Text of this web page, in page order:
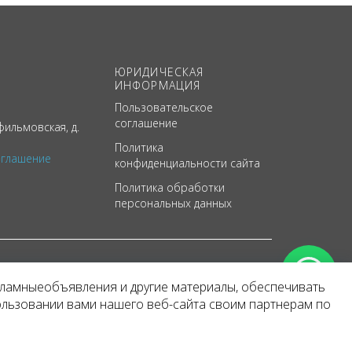
д.
ЮРИДИЧЕСКАЯ
ИНФОРМАЦИЯ
Пользовательское
соглашение
Политика
конфиденциальности сайта
Политика обработки
персональных данных
и другие материалы, обеспечивать
вами нашего веб-сайта своим партнерам по